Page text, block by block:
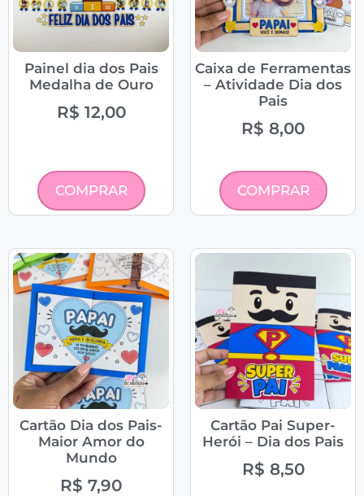
Painel dia dos Pais
Medalha de Ouro
R$ 12,00
COMPRAR
Caixa de Ferramentas
– Atividade Dia dos
Pais
R$ 8,00
COMPRAR
Cartão Dia dos Pais-
Maior Amor do
Mundo
R$ 7,90
Cartão Pai Super-
Herói – Dia dos Pais
R$ 8,50